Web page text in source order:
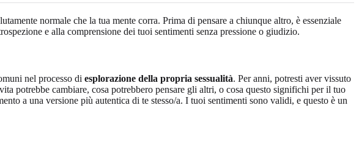
normale che la tua mente corra. Prima di pensare a chiunque altro, è essenziale
e alla comprensione dei tuoi sentimenti senza pressione o giudizio.
nel processo di esplorazione della propria sessualità. Per anni, potresti aver vissuto
potrebbe cambiare, cosa potrebbero pensare gli altri, o cosa questo significhi per il tuo
a una versione più autentica di te stesso/a. I tuoi sentimenti sono validi, e questo è un